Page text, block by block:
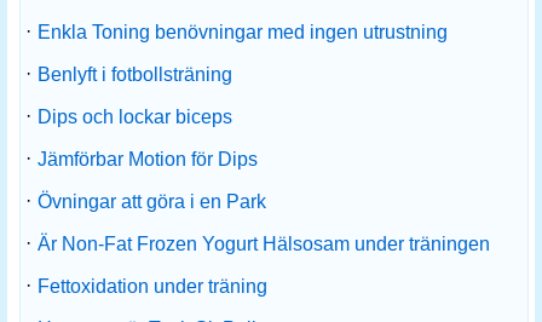
· Enkla Toning benövningar med ingen utrustning
· Benlyft i fotbollsträning
· Dips och lockar biceps
· Jämförbar Motion för Dips
· Övningar att göra i en Park
· Är Non-Fat Frozen Yogurt Hälsosam under träningen
· Fettoxidation under träning